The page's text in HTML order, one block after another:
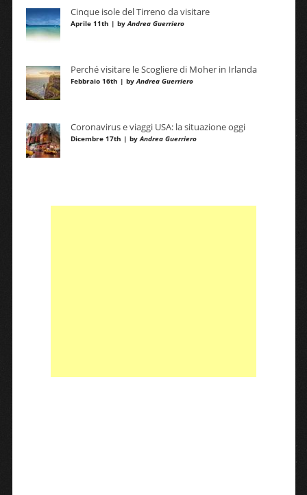
Cinque isole del Tirreno da visitare
Aprile 11th | byAndrea Guerriero
Perché visitare le Scogliere di Moher in Irlanda
Febbraio 16th | byAndrea Guerriero
Coronavirus e viaggi USA: la situazione oggi
Dicembre 17th | byAndrea Guerriero